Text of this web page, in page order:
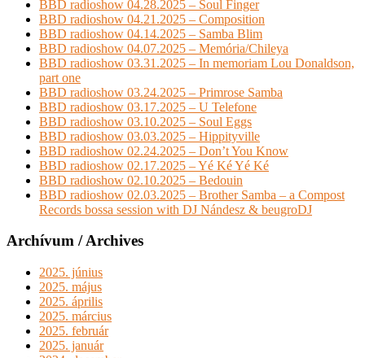
BBD radioshow 04.28.2025 – Soul Finger
BBD radioshow 04.21.2025 – Composition
BBD radioshow 04.14.2025 – Samba Blim
BBD radioshow 04.07.2025 – Memória/Chileya
BBD radioshow 03.31.2025 – In memoriam Lou Donaldson,
part one
BBD radioshow 03.24.2025 – Primrose Samba
BBD radioshow 03.17.2025 – U Telefone
BBD radioshow 03.10.2025 – Soul Eggs
BBD radioshow 03.03.2025 – Hippityville
BBD radioshow 02.24.2025 – Don’t You Know
BBD radioshow 02.17.2025 – Yé Ké Yé Ké
BBD radioshow 02.10.2025 – Bedouin
BBD radioshow 02.03.2025 – Brother Samba – a Compost
Records bossa session with DJ Nándesz & beugroDJ
Archívum / Archives
2025. június
2025. május
2025. április
2025. március
2025. február
2025. január